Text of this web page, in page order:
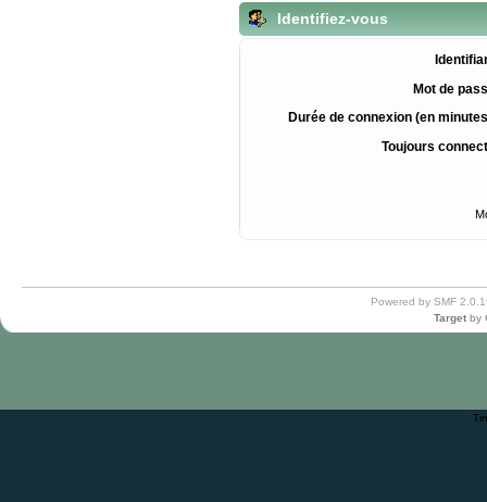
Identifiez-vous
Mot de
Durée de connexion (en
Toujours
Powered by SMF
Target by